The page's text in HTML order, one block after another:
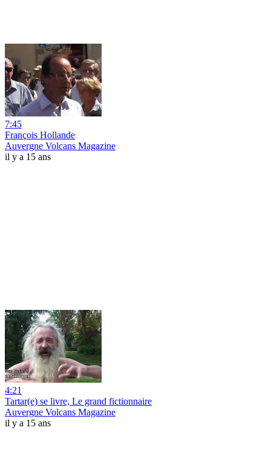
7:45
François Hollande
Auvergne Volcans Magazine
il y a 15 ans
4:21
Tartar(e) se livre, Le grand fictionnaire
Auvergne Volcans Magazine
il y a 15 ans